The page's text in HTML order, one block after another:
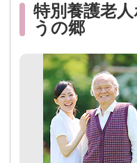
特別養護老
うの郷